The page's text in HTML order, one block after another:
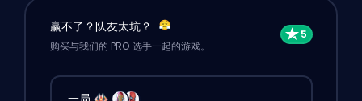
赢不了？队友太坑？
购买与我们的 PRO 选手一起的游戏。